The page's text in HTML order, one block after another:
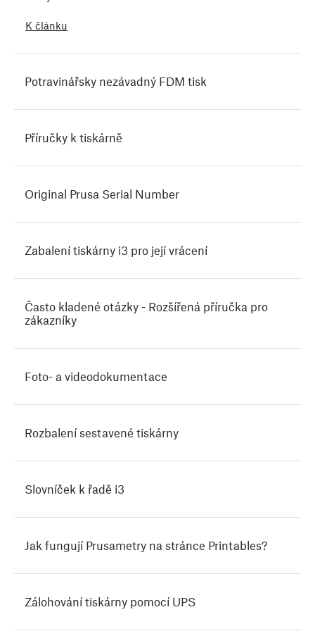
K článku
Potravinářsky nezávadný FDM tisk
Příručky k tiskárně
Original Prusa Serial Number
Zabalení tiskárny i3 pro její vrácení
Často kladené otázky - Rozšířená příručka pro
zákazníky
Foto- a videodokumentace
Rozbalení sestavené tiskárny
Slovníček k řadě i3
Jak fungují Prusametry na stránce Printables?
Zálohování tiskárny pomocí UPS